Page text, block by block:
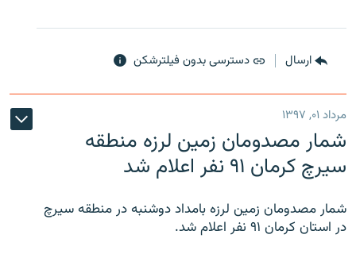
ارسال دسترسی بدون فیلترشکن
مرداد ۰۱, ۱۳۹۷
شمار مصدومان زمین لرزه منطقه
سیرچ کرمان ۹۱ نفر اعلام شد
شمار مصدومان زمین لرزه بامداد دوشنبه در منطقه سیرچ
در استان کرمان ۹۱ نفر اعلام شد.